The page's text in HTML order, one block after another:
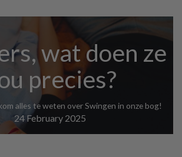
wat doen ze
precies?
alles te weten over Swingen in onze bog!
24 February 2025